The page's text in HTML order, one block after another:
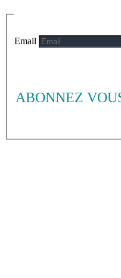
ABONNEZ
Email